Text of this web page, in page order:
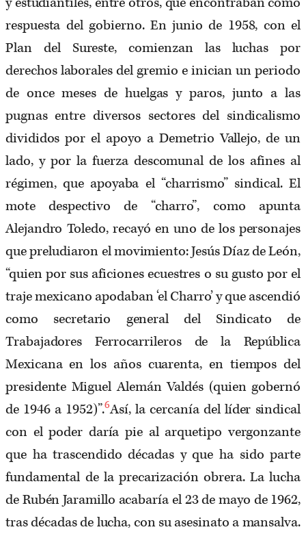
respuesta del gobierno. En junio de 1958, con el
Plan del Sureste, comienzan las luchas por
derechos laborales del gremio e inician un periodo
de once meses de huelgas y paros, junto a las
pugnas entre diversos sectores del sindicalismo
divididos por el apoyo a Demetrio Vallejo, de un
lado, y por la fuerza descomunal de los afines al
régimen, que apoyaba el “charrismo” sindical. El
mote despectivo de “charro”, como apunta
Alejandro Toledo, recayó en uno de los personajes
que preludiaron el movimiento: Jesús Díaz de León,
“quien por sus aficiones ecuestres o su gusto por el
traje mexicano apodaban ‘el Charro’ y que ascendió
como secretario general del Sindicato de
Trabajadores Ferrocarrileros de la República
Mexicana en los años cuarenta, en tiempos del
presidente Miguel Alemán Valdés (quien gobernó
de 1946 a 1952)”.6Así, la cercanía del líder sindical
con el poder daría pie al arquetipo vergonzante
que ha trascendido décadas y que ha sido parte
fundamental de la precarización obrera. La lucha
de Rubén Jaramillo acabaría el 23 de mayo de 1962,
tras décadas de lucha, con su asesinato a mansalva.